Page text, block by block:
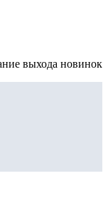
выхода новинок